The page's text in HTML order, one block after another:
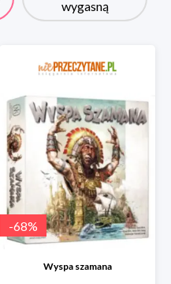
wygasną
-68%
Wyspa szamana